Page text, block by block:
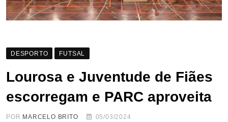
DESPORTO FUTSAL
Lourosa e Juventude de Fiães
escorregam e PARC aproveita
POR MARCELO BRITO 05/03/2024